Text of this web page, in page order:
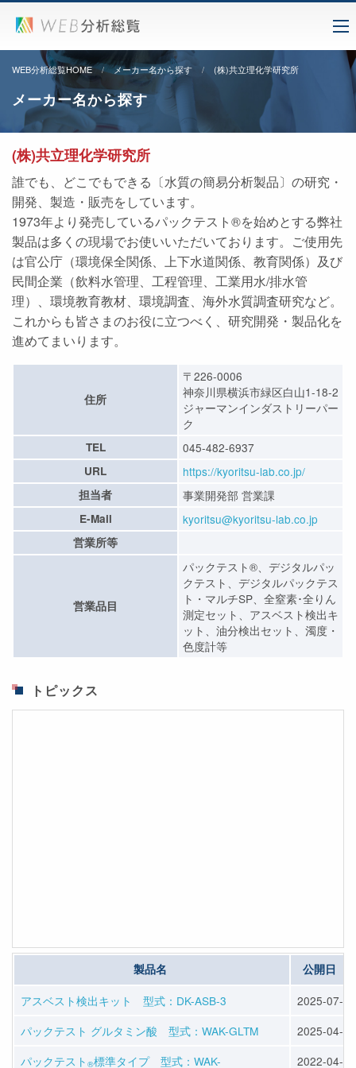
WEB分析総覧HOME メーカー名から探す (株)共立理化学研究所
メーカー名から探す
(株)共立理化学研究所
誰でも、どこでもできる〔水質の簡易分析製品〕の研究・
開発、製造・販売をしています。
1973年より発売しているパックテスト®を始めとする弊社
製品は多くの現場でお使いいただいております。ご使用先
は官公庁（環境保全関係、上下水道関係、教育関係）及び
民間企業（飲料水管理、工程管理、工業用水/排水管
理）、環境教育教材、環境調査、海外水質調査研究など。
これからも皆さまのお役に立つべく、研究開発・製品化を
進めてまいります。
住所
〒226-0006
神奈川県横浜市緑区白山1-18-2
ジャーマンインダストリーパー
ク
TEL 045-482-6937
URL https://kyoritsu-lab.co.jp/
担当者 事業開発部 営業課
E-Mail kyoritsu@kyoritsu-lab.co.jp
営業所等
営業品目
パックテスト®、デジタルパッ
クテスト、デジタルパックテス
ト・マルチSP、全窒素･全りん
測定セット、アスベスト検出キ
ット、油分検出セット、濁度・
色度計等
トピックス
製品名 公開日
アスベスト検出キット 型式：DK-ASB-3
2025-07-01
パックテスト グルタミン酸 型式：WAK-GLTM
2025-04-10
パックテスト ®標準タイプ 型式：WAK- 2022-04-14